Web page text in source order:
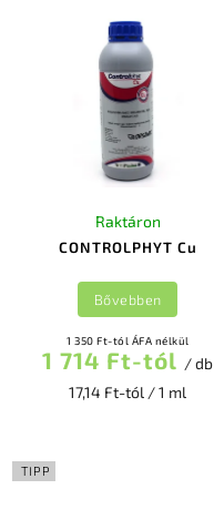
CONTROLPHYT Cu
Raktáron
1 350 Ft-tól ÁFA nélkül
1 714 Ft-tól / db
17,14 Ft-tól / 1 ml
Bővebben
TIPP